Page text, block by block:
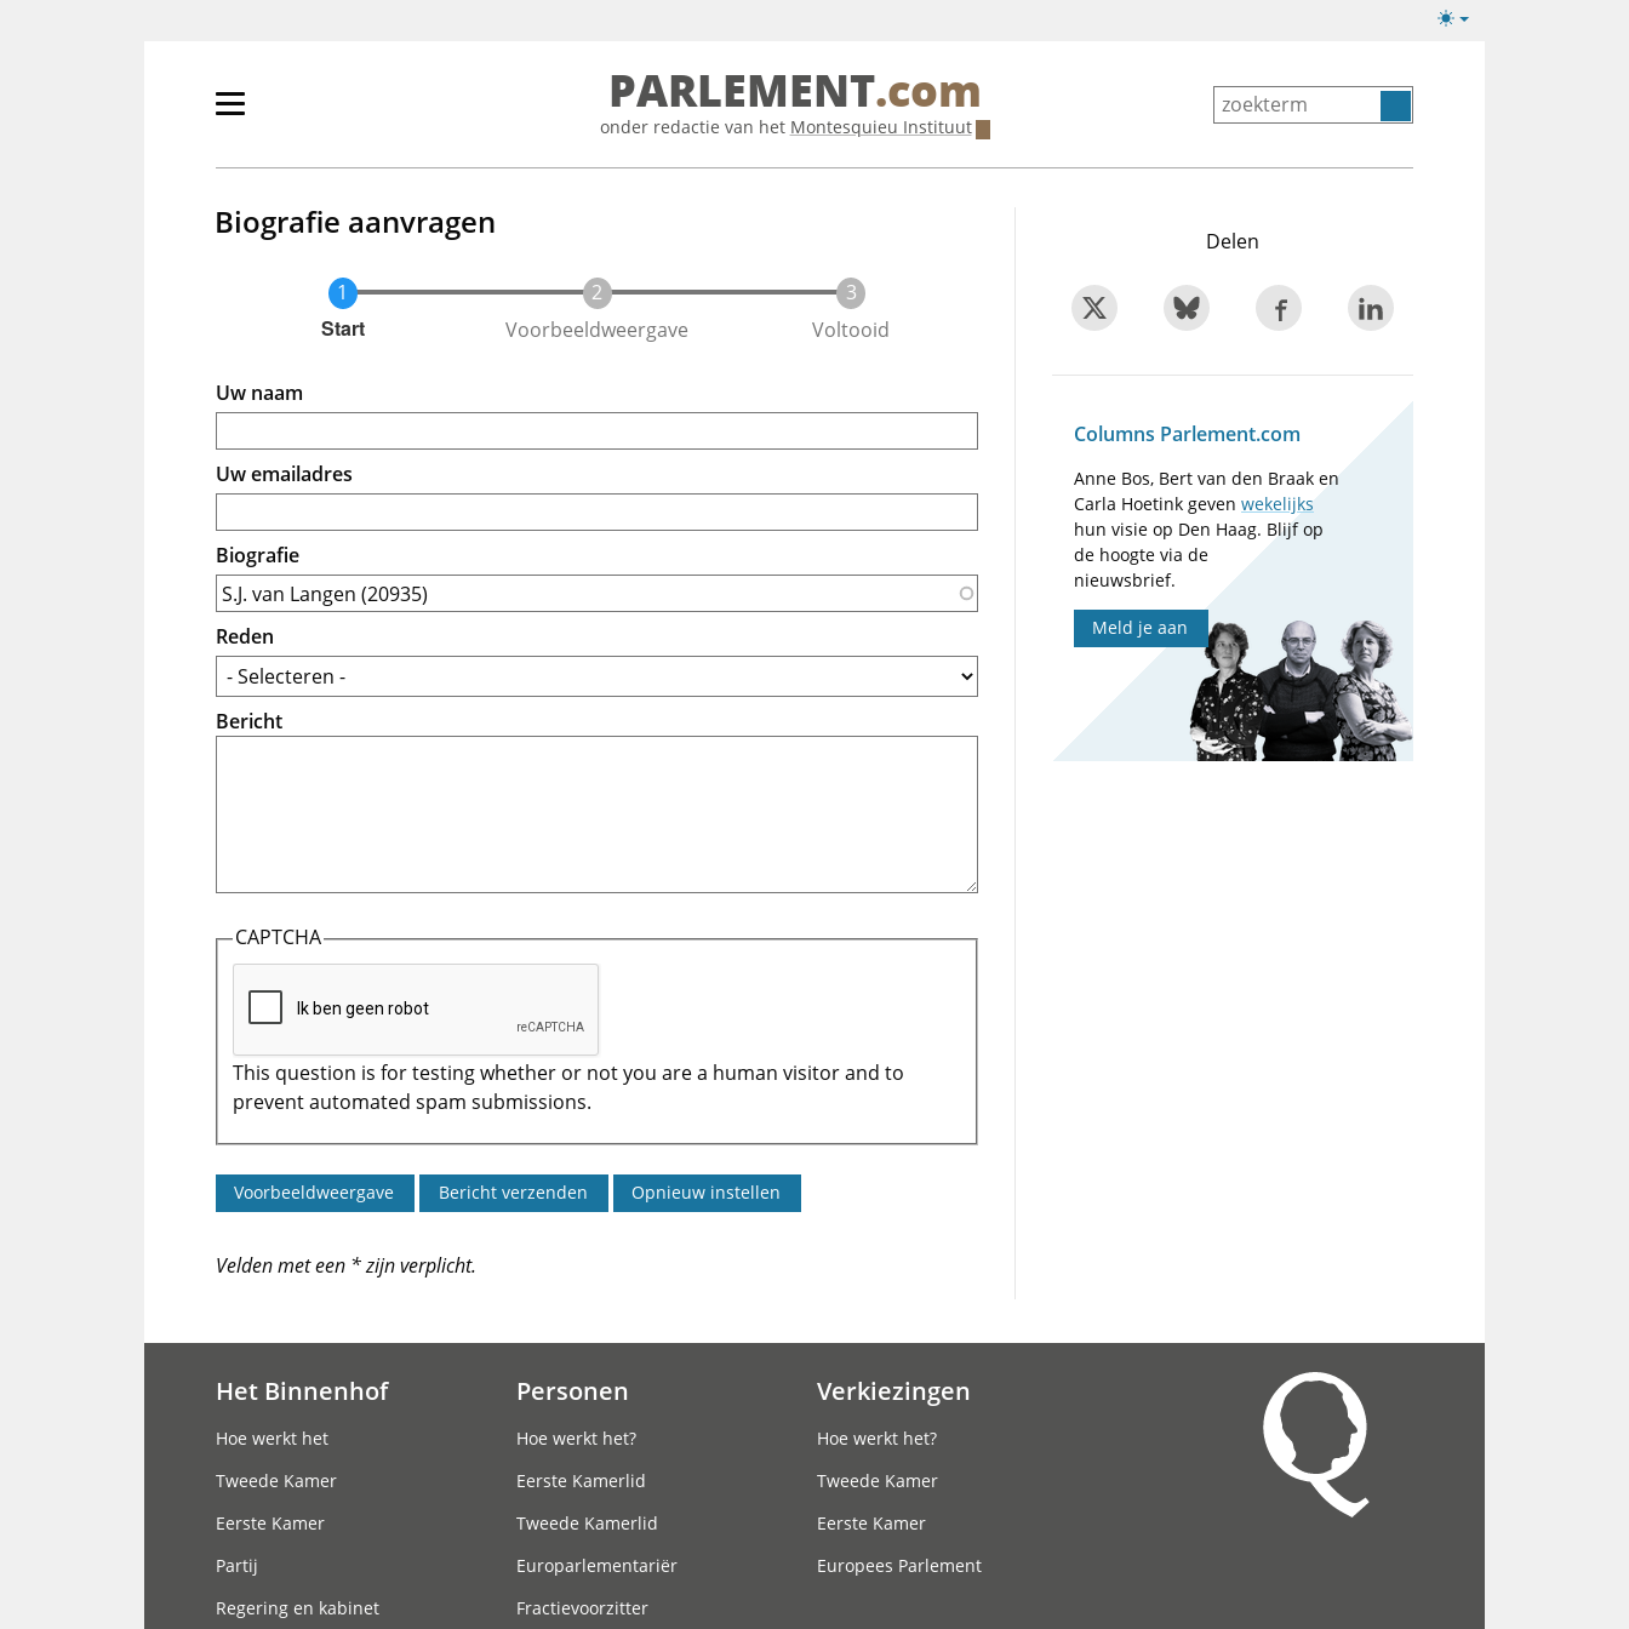
Lichte/donkere
Primair
tonen/verbergen
PARLEMENT.com
onder redactie van het Montesquieu Instituut
Biografie aanvragen
Huidige
Start Voorbeeldweergave Voltooid
Uw naam
Uw emailadres
Biografie
Reden
Bericht
CAPTCHA
This question is for testing whether or not you are a human visitor and to
prevent automated spam submissions.
Velden met een * zijn verplicht.
Delen
Columns Parlement.com
Anne Bos, Bert van den Braak en
Carla Hoetink gevenwekelijks
hun visie op Den Haag. Blijf op
de hoogte via de
nieuwsbrief.
Meld je aan
Het Binnenhof
Hoe werkt het
Tweede Kamer
Eerste Kamer
Partij
Regering en kabinet
Personen
Hoe werkt het?
Eerste Kamerlid
Tweede Kamerlid
Europarlementariër
Fractievoorzitter
Verkiezingen
Hoe werkt het?
Tweede Kamer
Eerste Kamer
Europees Parlement